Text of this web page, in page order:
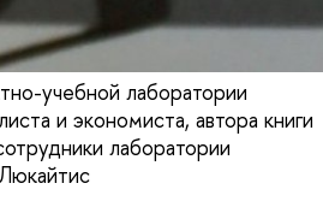
учебной лаборатории
и экономиста, автора книги
лаборатории